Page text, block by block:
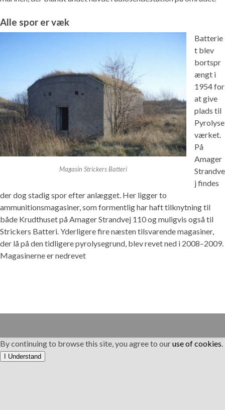
Alle spor er væk
Magasin Strickers Batteri
Batterie
t blev
bortspr
ængt i
1954 for
at give
plads til
Pyrolyse
værket.
På
Amager
Strandve
j findes
der dog stadig spor efter anlægget. Her ligger to
ammunitionsmagasiner, som formentlig har haft tilknytning til
både Krudthuset på Amager Strandvej 110 og muligvis også til
Strickers Batteri. Yderligere fire næsten tilsvarende magasiner,
der lå på den tidligere pyrolysegrund, blev revet ned i 2008–2009.
Magasinerne er nedrevet
By continuing to browse this site, you agree to ouruse of cookies.
I Understand